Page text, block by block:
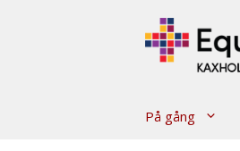
På gång